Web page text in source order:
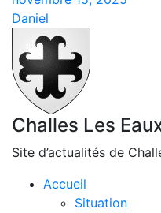
Daniel
Challes Les
Site d’actualités de
Accueil
Situation